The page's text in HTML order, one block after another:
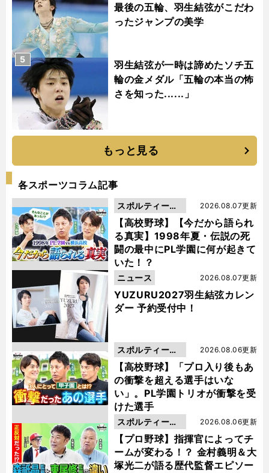
最後の五輪、羽生結弦がこだわ
ったジャンプの美学
羽生結弦が一時は諦めたソチ五
輪の金メダル「五輪の本当の怖
さを知った......」
5
もっと見る
各スポーツコラム記事
【高校野球】【今だから語られ
る真実】1998年夏・伝説の死
闘の最中にPL学園に何が起きて
いた！？
2026.08.07更新
スポルティーバ
動画
YUZURU2027羽生結弦カレン
ダー 予約受付中！
2026.08.07更新
ニュース
【高校野球】「プロ入り後もあ
の衝撃を超える選手はいな
い」。PL学園トリオが衝撃を受
けた選手
2026.08.06更新
スポルティーバ
動画
【プロ野球】指揮官によってチ
ームが変わる！？ 金村義明＆大
塚光二が語る歴代監督エピソー
2026.08.06更新
スポルティーバ
動画